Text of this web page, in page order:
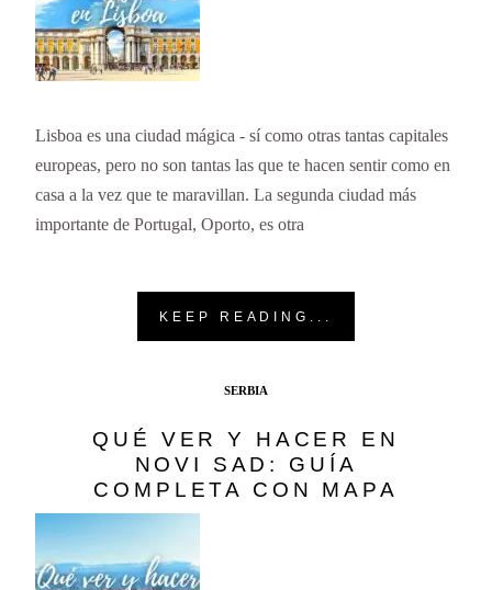
Lisboa es una ciudad mágica - sí como otras tantas capitales
europeas, pero no son tantas las que te hacen sentir como en
casa a la vez que te maravillan. La segunda ciudad más
importante de Portugal, Oporto, es otra
KEEP READING...
SERBIA
QUÉ VER Y HACER EN
NOVI SAD: GUÍA
COMPLETA CON MAPA